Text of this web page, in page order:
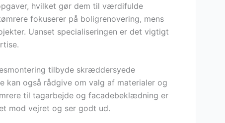
hvilket gør dem til værdifulde
fokuserer på boligrenovering, mens
Uanset specialiseringen er det vigtigt
tilbyde skræddersyede
kan også rådgive om valg af materialer og
til tagarbejde og facadebeklædning er
mod vejret og ser godt ud.